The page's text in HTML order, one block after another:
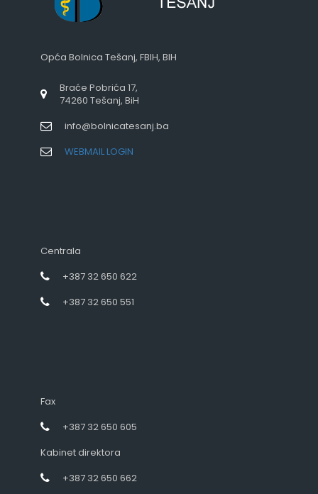
Opća Bolnica Tešanj, FBIH, BIH
Braće Pobrića 17,
74260 Tešanj, BiH
info@bolnicatesanj.ba
WEBMAIL LOGIN
Centrala
+387 32 650 622
+387 32 650 551
Fax
+387 32 650 605
Kabinet direktora
+387 32 650 662